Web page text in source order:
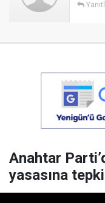
Anahtar
yasasına